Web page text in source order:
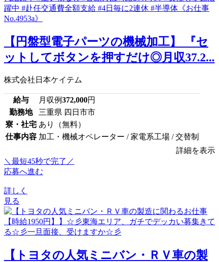
【円盤型電子パーツの機械加工】 『セ
ットしてボタンを押すだけ◎月収37.2...
株式会社日本ケイテム
給与 月収例372,000円
勤務地
三重県 四日市市
寮・社宅 あり（無料）
仕事内容 加工・機械オペレーター / 家電系工場 / 交替制
詳細を表示
＼最短45秒で完了／
応募へ進む
詳しく
見る
【トヨタの人気ミニバン・ＲＶ車の製